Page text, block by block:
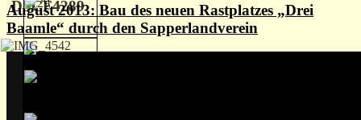
August 2013: Bau des neuen Rastplatzes „Drei
Baamle“ durch den Sapperlandverein